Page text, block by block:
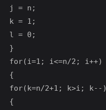
j = n;
k = 1;
l = 0;
}
for(i=1; i<=n/2; i++)
{
for(k=n/2+1; k>i; k--)
{